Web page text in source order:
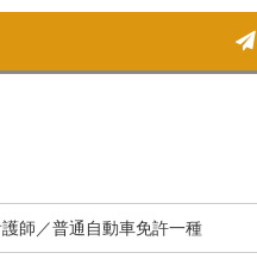
師／普通自動車免許一種